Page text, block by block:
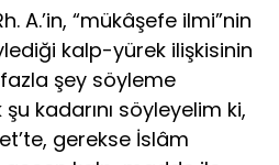
A.’in, “mükâşefe ilmi”nin
kalp-yürek ilişkisinin
şey söyleme
kadarını söyleyelim ki,
gerekse İslâm